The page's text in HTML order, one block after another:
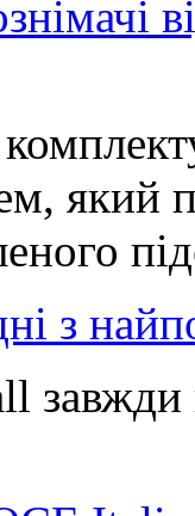
який
з
завжди